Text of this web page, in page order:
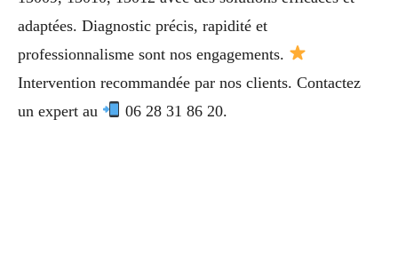
adaptées. Diagnostic précis, rapidité et
professionnalisme sont nos engagements.
Intervention recommandée par nos clients. Contactez
un expert au
06 28 31 86 20.